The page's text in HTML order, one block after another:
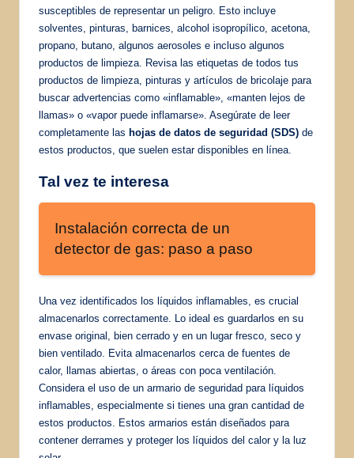
susceptibles de representar un peligro. Esto incluye
solventes, pinturas, barnices, alcohol isopropílico, acetona,
propano, butano, algunos aerosoles e incluso algunos
productos de limpieza. Revisa las etiquetas de todos tus
productos de limpieza, pinturas y artículos de bricolaje para
buscar advertencias como «inflamable», «manten lejos de
llamas» o «vapor puede inflamarse». Asegúrate de leer
completamente las hojas de datos de seguridad (SDS) de
estos productos, que suelen estar disponibles en línea.
Tal vez te interesa
Instalación correcta de un
detector de gas: paso a paso
Una vez identificados los líquidos inflamables, es crucial
almacenarlos correctamente. Lo ideal es guardarlos en su
envase original, bien cerrado y en un lugar fresco, seco y
bien ventilado. Evita almacenarlos cerca de fuentes de
calor, llamas abiertas, o áreas con poca ventilación.
Considera el uso de un armario de seguridad para líquidos
inflamables, especialmente si tienes una gran cantidad de
estos productos. Estos armarios están diseñados para
contener derrames y proteger los líquidos del calor y la luz